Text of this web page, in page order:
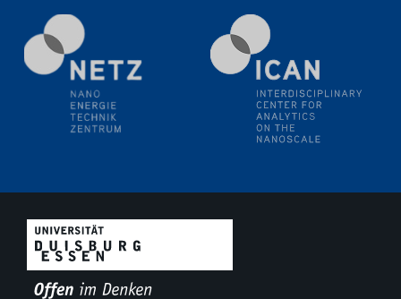
It's all about transitions - dealing sustainably and
reliably with critical metal oxides in simulations and
technologies
09.09.2025
Colloquium IMPR SusMet
It's all about transitions - dealing sustainably and
09.09.2025
Colloquium IMPR SusMet
It's all about transitions - dealing sustainably and
reliably with critical metal oxides in simulations and